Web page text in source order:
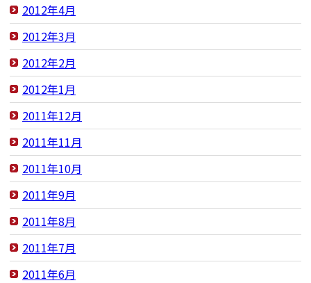
2012年4月
2012年3月
2012年2月
2012年1月
2011年12月
2011年11月
2011年10月
2011年9月
2011年8月
2011年7月
2011年6月